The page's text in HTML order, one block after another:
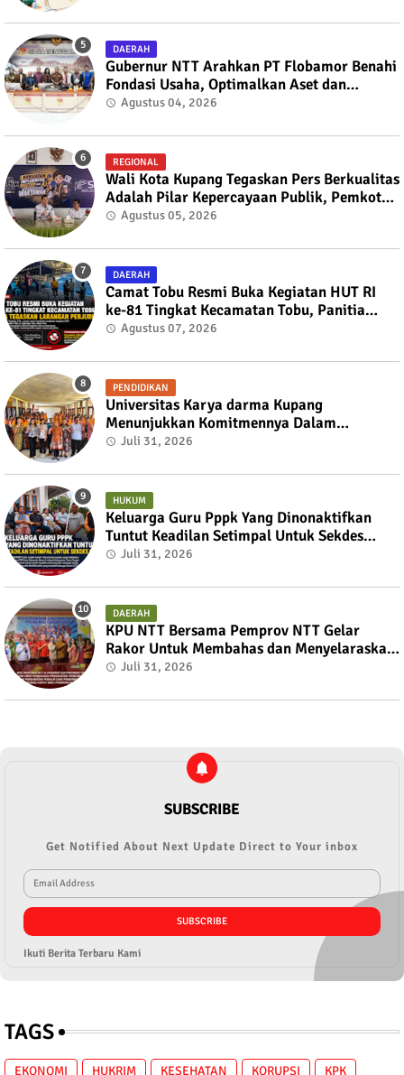
DAERAH
Gubernur NTT Arahkan PT Flobamor Benahi
Fondasi Usaha, Optimalkan Aset dan
Ekspansi Bisnis
Agustus 04, 2026
REGIONAL
Wali Kota Kupang Tegaskan Pers Berkualitas
Adalah Pilar Kepercayaan Publik, Pemkot
Siap Perkuat Kolaborasi dengan SMSI NTT
Agustus 05, 2026
DAERAH
Camat Tobu Resmi Buka Kegiatan HUT RI
ke-81 Tingkat Kecamatan Tobu, Panitia
Tegaskan Larangan Perjudian
Agustus 07, 2026
PENDIDIKAN
Universitas Karya darma Kupang
Menunjukkan Komitmennya Dalam
Mendukung Pembangunan Masyarakat
Juli 31, 2026
HUKUM
Keluarga Guru Pppk Yang Dinonaktifkan
Tuntut Keadilan Setimpal Untuk Sekdes
Bijaepunu
Juli 31, 2026
DAERAH
KPU NTT Bersama Pemprov NTT Gelar
Rakor Untuk Membahas dan Menyelaraskan
Draft Nota Kesepahaman
Juli 31, 2026
SUBSCRIBE
Get Notified About Next Update Direct to Your inbox
Ikuti Berita Terbaru Kami
TAGS
EKONOMI HUKRIM KESEHATAN KORUPSI KPK